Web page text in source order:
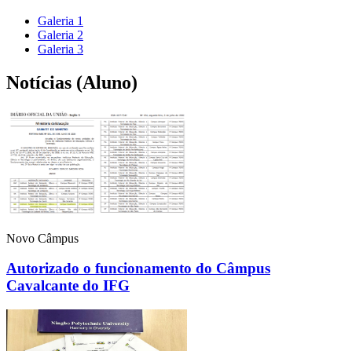
Galeria 1
Galeria 2
Galeria 3
Notícias (Aluno)
Novo Câmpus
Autorizado o funcionamento do Câmpus
Cavalcante do IFG